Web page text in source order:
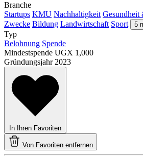
Branche
Startups KMU Nachhaltigkeit Gesundheit
Zwecke Bildung Landwirtschaft Sport 5
Typ
Belohnung Spende
Mindestspende UGX 1,000
Gründungsjahr 2023
In Ihren Favoriten
Von Favoriten entfernen